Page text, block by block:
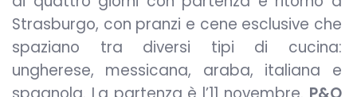
Strasburgo, con pranzi e cene esclusive che
spaziano tra diversi tipi di cucina:
ungherese, messicana, araba, italiana e